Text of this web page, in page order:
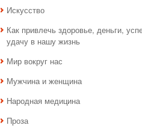
Искусство
Как привлечь здоровье, деньги,
удачу в нашу жизнь
Мир вокруг нас
Мужчина и женщина
Народная медицина
Проза